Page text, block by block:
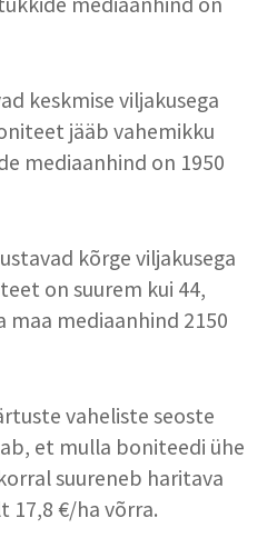
keskmise viljakusega
jääb vahemikku
mediaanhind on 1950
kõrge viljakusega
on suurem kui 44,
mediaanhind 2150
vaheliste seoste
et mulla boniteedi ühe
suureneb haritava
17,8 €/ha võrra.